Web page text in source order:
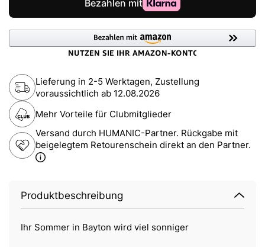
Lieferung in 2-5 Werktagen, Zustellung
voraussichtlich ab 12.08.2026
Mehr Vorteile für Clubmitglieder
Versand durch HUMANIC-Partner. Rückgabe mit
beigelegtem Retourenschein direkt an den Partner.
Produktbeschreibung
Ihr Sommer in Bayton wird viel sonniger